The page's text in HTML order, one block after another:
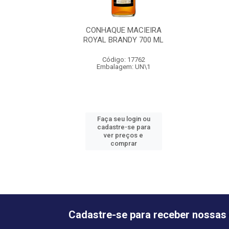
CONHAQUE MACIEIRA
ROYAL BRANDY 700 ML
Código: 17762
Embalagem: UN\1
Faça seu login ou
cadastre-se para
ver preços e
comprar
Cadastre-se para receber